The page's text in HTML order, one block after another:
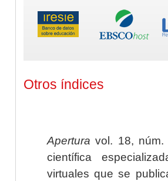
Otros índices
Apertura vol. 18,
científica
virtuales que se